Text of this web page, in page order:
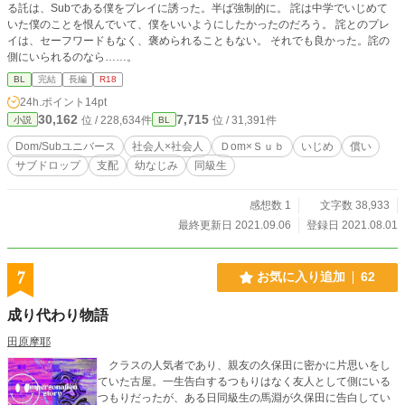
る託は、Subである僕をプレイに誘った。半ば強制的に。 詫は中学でいじめて
いた僕のことを恨んでいて、僕をいいようにしたかったのだろう。 詫とのプレ
イは、セーフワードもなく、褒められることもない。 それでも良かった。詫の
側にいられるのなら……。
BL 完結 長編 R18
24h.ポイント 14pt
小説 30,162 位 / 228,634件 BL 7,715 位 / 31,391件
Dom/Subユニバース 社会人×社会人 Ｄom×Ｓｕｂ いじめ
償い
サブドロップ
支配 幼なじみ 同級生
感想数 1
文字数 38,933
最終更新日 2021.09.06
登録日 2021.08.01
7 お気に入り追加 62
成り代わり物語
田原摩耶
クラスの人気者であり、親友の久保田に密かに片思いをし
ていた古屋。一生告白するつもりはなく友人として側にいる
つもりだったが、ある日同級生の馬淵が久保田に告白してい